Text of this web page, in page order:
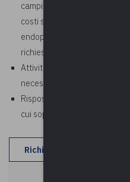
campione – Predisposizione
costi sostenuti dal SUE –
endoprocedimentale e di
richiesta integrazioni,
Attività di controllo
necessaria modulistica (una
Risposta periodica a quesiti
cui sopra).
Richiedi preventivo